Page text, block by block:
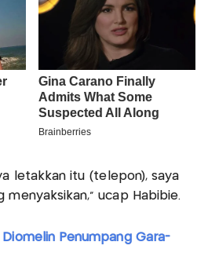
letakkan itu (telepon), saya
menyaksikan,” ucap Habibie.
Diomelin Penumpang Gara-